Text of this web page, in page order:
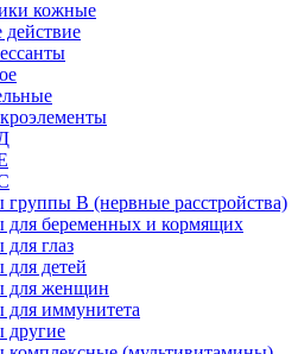
кожные
действие
В (нервные расстройства)
беременных и кормящих
глаз
детей
для женщин
иммунитета
другие